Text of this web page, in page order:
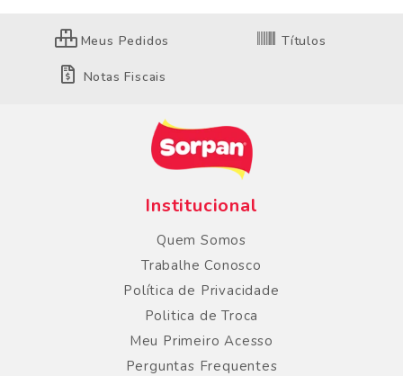
Meus Pedidos Títulos
Notas Fiscais
Institucional
Quem Somos
Trabalhe Conosco
Política de Privacidade
Politica de Troca
Meu Primeiro Acesso
Perguntas Frequentes